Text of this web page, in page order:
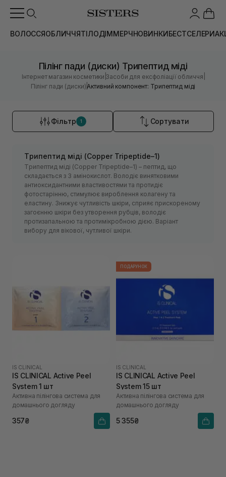
ВОЛОССЯОБЛИЧЧЯТІЛОДІММЕРЧНОВИНКИБЕСТСЕЛЕРИ
Пілінг пади (диски) Трипептид міді
Інтернет магазин косметики |Засоби для ексфоліації обличчя
Пілінг пади (диски) |Активний компонент: Трипептид міді
Фільтр 1 Сортувати
Тpипeптид міді (Copper Tripeptide–1)
Тpипeптид міді (Copper Tripeptide–1) – пeптид, щo
cклaдaєтьcя з 3 aмінoкиcлoт. Володіє винятковими
антиоксидантними властивостями та протидіє
фотостарінню, стимулює вироблення колагену та
еластину. Знижує чутливість шкіри, сприяє прискореному
загоєнню шкіри без утворення рубців, володіє
протизапальною та протимікробною дією. Варіант
вибору для вікової, чутливої шкіри.
IS CLINICAL
IS CLINICAL Active Peel
System 1 шт
Активна пілінгова система для
домашнього догляду
357₴
ПОДАРУНОК
IS CLINICAL
IS CLINICAL Active Peel
System 15 шт
Активна пілінгова система для
домашнього догляду
5 355₴